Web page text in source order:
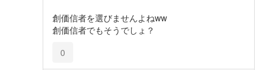
創価信者を選びませんよねww
創価信者でもそうでしょ？
0